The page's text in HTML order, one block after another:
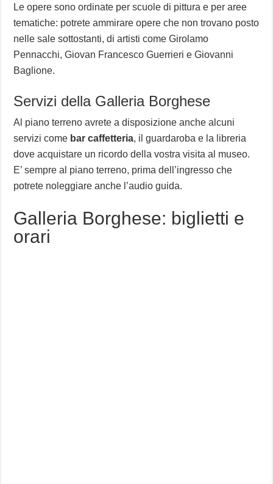
Le opere sono ordinate per scuole di pittura e per aree
tematiche: potrete ammirare opere che non trovano posto
nelle sale sottostanti, di artisti come Girolamo
Pennacchi, Giovan Francesco Guerrieri e Giovanni
Baglione.
Servizi della Galleria Borghese
Al piano terreno avrete a disposizione anche alcuni
servizi come bar caffetteria, il guardaroba e la libreria
dove acquistare un ricordo della vostra visita al museo.
E’ sempre al piano terreno, prima dell’ingresso che
potrete noleggiare anche l’audio guida.
Galleria Borghese: biglietti e
orari